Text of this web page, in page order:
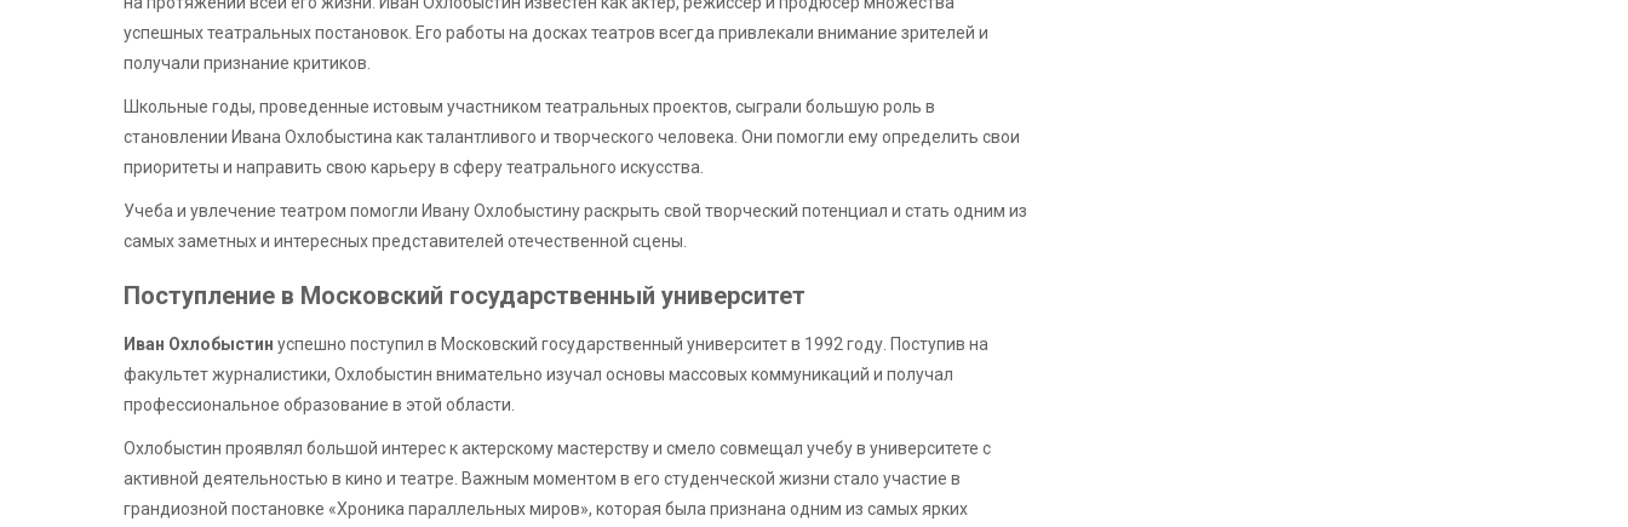
успешных театральных постановок. Его работы на досках театров всегда привлекали внимание зрителей и
получали признание критиков.
Школьные годы, проведенные истовым участником театральных проектов, сыграли большую роль в
становлении Ивана Охлобыстина как талантливого и творческого человека. Они помогли ему определить свои
приоритеты и направить свою карьеру в сферу театрального искусства.
Учеба и увлечение театром помогли Ивану Охлобыстину раскрыть свой творческий потенциал и стать одним из
самых заметных и интересных представителей отечественной сцены.
Поступление в Московский государственный университет
Иван Охлобыстин успешно поступил в Московский государственный университет в 1992 году. Поступив на
факультет журналистики, Охлобыстин внимательно изучал основы массовых коммуникаций и получал
профессиональное образование в этой области.
Охлобыстин проявлял большой интерес к актерскому мастерству и смело совмещал учебу в университете с
активной деятельностью в кино и театре. Важным моментом в его студенческой жизни стало участие в
грандиозной постановке «Хроника параллельных миров», которая была признана одним из самых ярких